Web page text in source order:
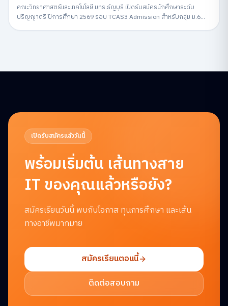
คณะวิทยาศาสตร์และเทคโนโลยี มทร.ธัญบุรี เปิดรับสมัครนักศึกษาระดับ
ปริญญาตรี ปีการศึกษา 2569 รอบ TCAS3 Admission สำหรับกลุ่ม ม.6
เปิดรับสมัครแล้ววันนี้
พร้อมเริ่มต้น เส้นทางสาย
IT ของคุณแล้วหรือยัง?
สมัครเรียนวันนี้ พบกับโอกาส ทุนการศึกษา และเส้น
ทางอาชีพมากมาย
สมัครเรียนตอนนี้
ติดต่อสอบถาม